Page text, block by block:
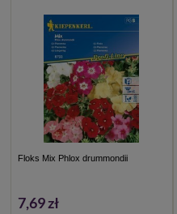
Floks Mix Phlox drummondii
7,69 zł